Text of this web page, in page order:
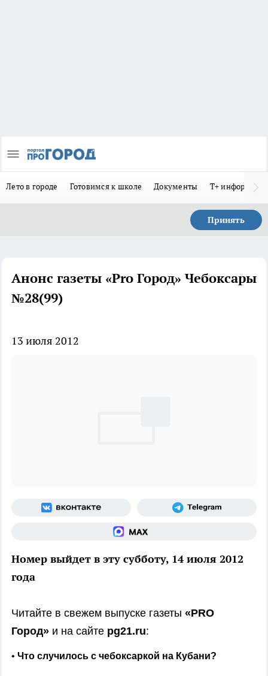
Лето в городе Готовимся к школе Документы Т+
Принять
Анонс газеты «Pro Город» Чебоксары
№28(99)
13 июля 2012
Номер выйдет в эту субботу, 14 июля 2012
года
Читайте в свежем выпуске газеты «PRO
Город» и на сайте pg21.ru:
• Что случилось с чебоксаркой на Кубани?